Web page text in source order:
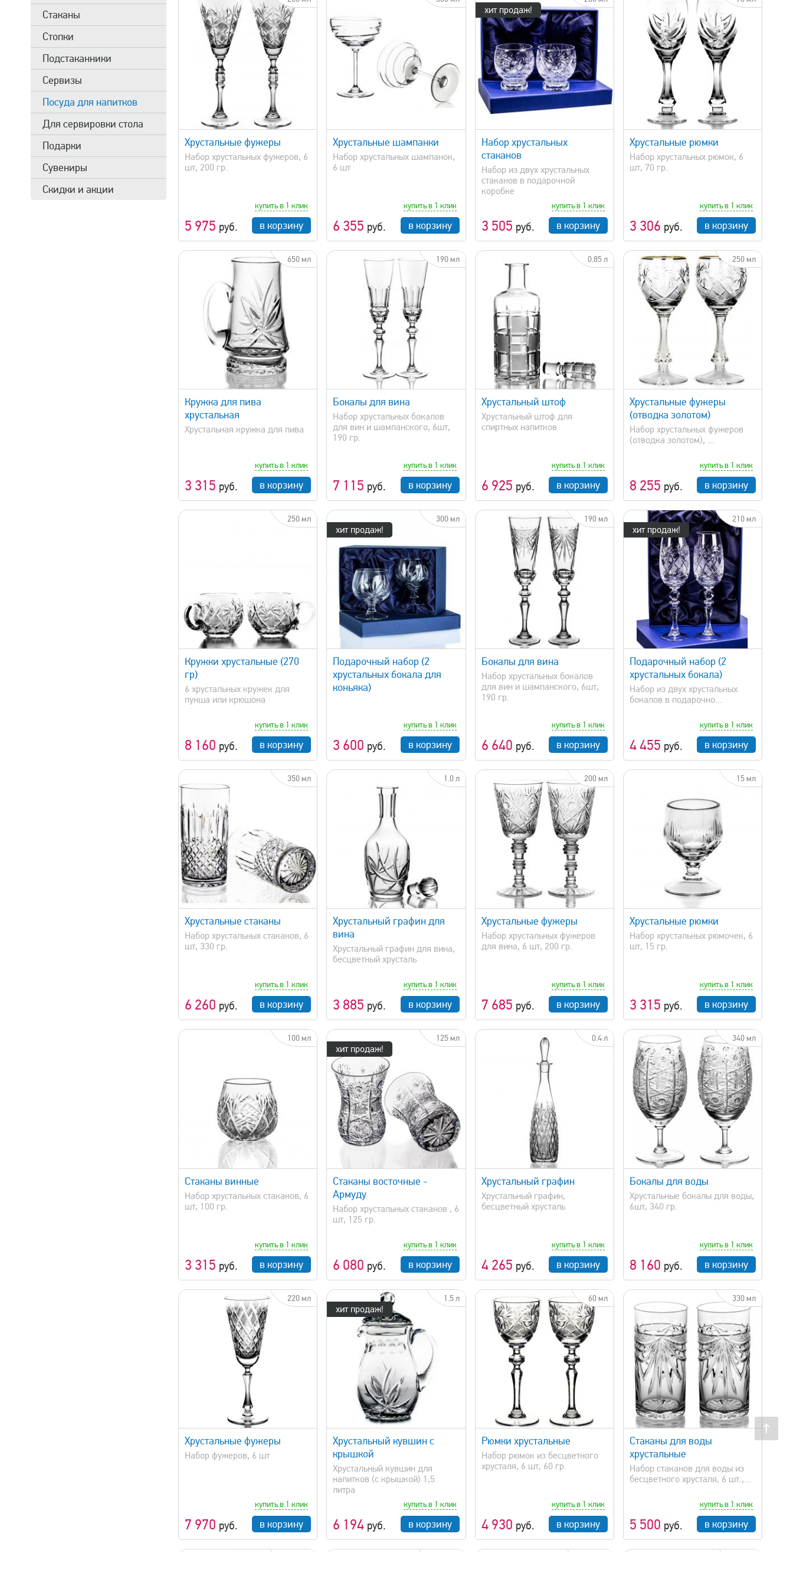
Стаканы
Стопки
Подстаканники
Сервизы
Посуда для напитков
Для сервировки стола
Подарки
Сувениры
Скидки и акции
быстрый просмотр
Хрустальные фужеры
Набор хрустальных фужеров, 6
шт, 200 гр.
5 975 руб.
купить в 1 клик
в корзину
быстрый просмотр
Хрустальные шампанки
Набор хрустальных шампанок,
6 шт
6 355 руб.
купить в 1 клик
в корзину
хит продаж!
Набор хрустальных
стаканов
Набор из двух хрустальных
стаканов в подарочной
коробке
3 505 руб.
купить в 1 клик
в корзину
Хрустальные рюмки
Набор хрустальных рюмок, 6
шт, 70 гр.
3 306 руб.
купить в 1 клик
в корзину
650 мл
Кружка для пива
хрустальная
Хрустальная кружка для пива
3 315 руб.
купить в 1 клик
в корзину
190 мл
быстрый просмотр
Бокалы для вина
Набор хрустальных бокалов
для вин и шампанского, 6шт,
190 гр.
7 115 руб.
купить в 1 клик
в корзину
0.85 л
быстрый просмотр
Хрустальный штоф
Хрустальный штоф для
спиртных напитков
6 925 руб.
купить в 1 клик
в корзину
250 мл
быстрый просмотр
Хрустальные фужеры
(отводка золотом)
Набор хрустальных фужеров
(отводка золотом), ...
8 255 руб.
купить в 1 клик
в корзину
250 мл
Кружки хрустальные (270
гр)
6 хрустальных кружек для
пунша или крюшона
8 160 руб.
купить в 1 клик
в корзину
хит продаж!
300 мл
быстрый просмотр
Подарочный набор (2
хрустальных бокала для
коньяка)
3 600 руб.
купить в 1 клик
в корзину
190 мл
быстрый просмотр
Бокалы для вина
Набор хрустальных бокалов
для вин и шампанского, 6шт,
190 гр.
6 640 руб.
купить в 1 клик
в корзину
хит продаж!
210 мл
быстрый просмотр
Подарочный набор (2
хрустальных бокала)
Набор из двух хрустальных
бокалов в подарочно...
4 455 руб.
купить в 1 клик
в корзину
350 мл
Хрустальные стаканы
Набор хрустальных стаканов, 6
шт, 330 гр.
6 260 руб.
купить в 1 клик
в корзину
1.0 л
быстрый просмотр
Хрустальный графин для
вина
Хрустальный графин для вина,
бесцветный хрусталь
3 885 руб.
купить в 1 клик
в корзину
200 мл
быстрый просмотр
Хрустальные фужеры
Набор хрустальных фужеров
для вина, 6 шт, 200 гр.
7 685 руб.
купить в 1 клик
в корзину
15 мл
быстрый просмотр
Хрустальные рюмки
Набор хрустальных рюмочек, 6
шт, 15 гр.
3 315 руб.
купить в 1 клик
в корзину
100 мл
Стаканы винные
Набор хрустальных стаканов, 6
шт, 100 гр.
3 315 руб.
купить в 1 клик
в корзину
хит продаж!
125 мл
быстрый просмотр
Стаканы восточные -
Армуду
Набор хрустальных стаканов , 6
шт, 125 гр.
6 080 руб.
купить в 1 клик
в корзину
0.4 л
быстрый просмотр
Хрустальный графин
Хрустальный графин,
бесцветный хрусталь
4 265 руб.
купить в 1 клик
в корзину
340 мл
быстрый просмотр
Бокалы для воды
Хрустальные бокалы для воды,
6шт, 340 гр.
8 160 руб.
купить в 1 клик
в корзину
220 мл
Хрустальные фужеры
Набор фужеров, 6 шт
7 970 руб.
купить в 1 клик
в корзину
хит продаж!
1.5 л
быстрый просмотр
Хрустальный кувшин с
крышкой
Хрустальный кувшин для
напитков (с крышкой) 1,5
литра
6 194 руб.
купить в 1 клик
в корзину
60 мл
быстрый просмотр
Рюмки хрустальные
Набор рюмок из бесцветного
хрусталя, 6 шт, 60 гр.
4 930 руб.
купить в 1 клик
в корзину
330 мл
быстрый просмотр
Стаканы для воды
хрустальные
Набор стаканов для воды из
бесцветного хрусталя, 6 шт.,...
5 500 руб.
купить в 1 клик
в корзину